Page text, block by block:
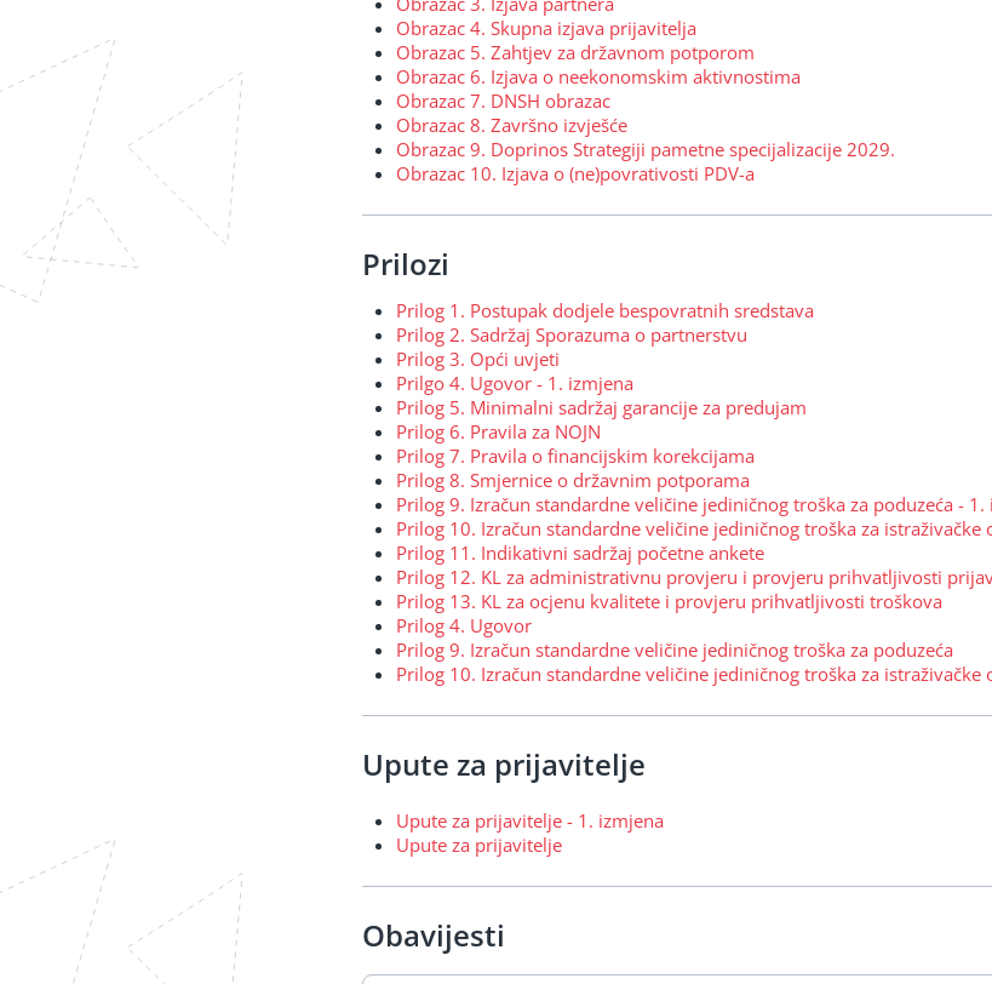
Obrazac 4. Skupna izjava prijavitelja
Obrazac 5. Zahtjev za državnom potporom
Obrazac 6. Izjava o neekonomskim aktivnostima
Obrazac 7. DNSH obrazac
Obrazac 8. Završno izvješće
Obrazac 9. Doprinos Strategiji pametne specijalizacije 2029.
Obrazac 10. Izjava o (ne)povrativosti PDV-a
Prilozi
Prilog 1. Postupak dodjele bespovratnih sredstava
Prilog 2. Sadržaj Sporazuma o partnerstvu
Prilog 3. Opći uvjeti
Prilgo 4. Ugovor - 1. izmjena
Prilog 5. Minimalni sadržaj garancije za predujam
Prilog 6. Pravila za NOJN
Prilog 7. Pravila o financijskim korekcijama
Prilog 8. Smjernice o državnim potporama
Prilog 9. Izračun standardne veličine jediničnog troška za poduzeća - 1.
Prilog 10. Izračun standardne veličine jediničnog troška za istraživačke
Prilog 11. Indikativni sadržaj početne ankete
Prilog 12. KL za administrativnu provjeru i provjeru prihvatljivosti
Prilog 13. KL za ocjenu kvalitete i provjeru prihvatljivosti troškova
Prilog 4. Ugovor
Prilog 9. Izračun standardne veličine jediničnog troška za poduzeća
Prilog 10. Izračun standardne veličine jediničnog troška za istraživačke
Upute za prijavitelje
Upute za prijavitelje - 1. izmjena
Upute za prijavitelje
Obavijesti